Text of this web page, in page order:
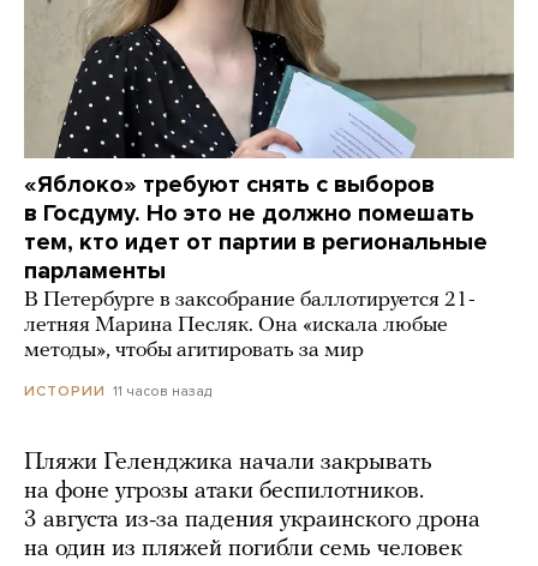
«Яблоко» требуют снять с выборов
в Госдуму. Но это не должно помешать
тем, кто идет от партии в региональные
парламенты
В Петербурге в заксобрание баллотируется 21-
летняя Марина Песляк. Она «искала любые
методы», чтобы агитировать за мир
ИСТОРИИ 11 часов назад
Пляжи Геленджика начали закрывать
на фоне угрозы атаки беспилотников.
3 августа из-за падения украинского дрона
на один из пляжей погибли семь человек